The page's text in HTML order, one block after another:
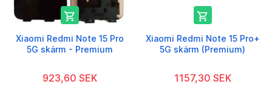

Xiaomi Redmi Note 15 Pro
5G skärm - Premium
923,60 SEK

Xiaomi Redmi Note 15 Pro+
5G skärm (Premium)
1157,30 SEK